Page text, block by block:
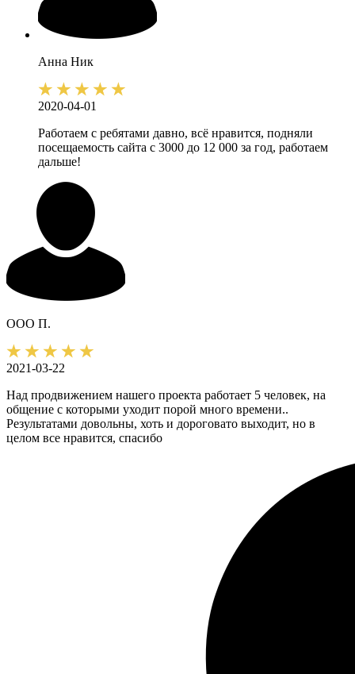
Анна Ник
2020-04-01
Работаем с ребятами давно, всё нравится, подняли
посещаемость сайта с 3000 до 12 000 за год, работаем
дальше!
ООО П.
2021-03-22
Над продвижением нашего проекта работает 5 человек, на
общение с которыми уходит порой много времени..
Результатами довольны, хоть и дороговато выходит, но в
целом все нравится, спасибо